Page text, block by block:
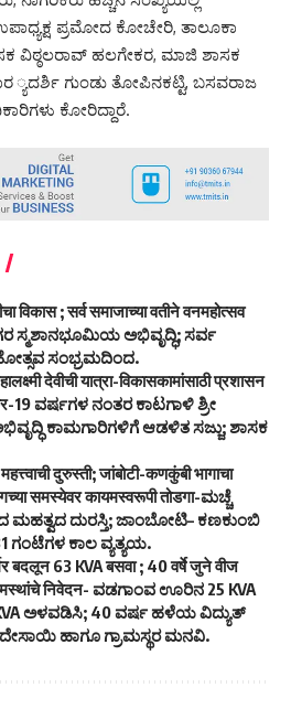
ಪ್ರಮೋದ ಕೋಚೇರಿ, ತಾಲೂಕಾ
ವಿಠ್ಠಲರಾವ್ ಹಲಗೇಕರ, ಮಾಜಿ ಶಾಸಕ
್ಯದರ್ಶಿ ಗುಂಡು ತೋಪಿನಕಟ್ಟಿ, ಬಸವರಾಜ
ಕೋರಿದ್ದಾರೆ.
विकास ; सर्व समाजाच्या वतीने वनमहोत्सव
ಸ್ಮಶಾನಭೂಮಿಯ ಅಭಿವೃದ್ಧಿ; ಸರ್ವ
ಸಂಭ್ರಮದಿಂದ.
देवीची यात्रा-विकासकामांसाठी प्रशासन
19 ವರ್ಷಗಳ ನಂತರ ಕಾಟಗಾಳಿ ಶ್ರೀ
ಕಾಮಗಾರಿಗಳಿಗೆ ಆಡಳಿತ ಸಜ್ಜು; ಶಾಸಕ
दुरुस्ती; जांबोटी-कणकुंबी भागाचा
समस्येवर कायमस्वरूपी तोडगा-ಮಚ್ಚೆ
ಮಹತ್ವದ ದುರಸ್ತಿ; ಜಾಂಬೋಟಿ– ಕಣಕುಂಬಿ
ಗಂಟೆಗಳ ಕಾಲ ವ್ಯತ್ಯಯ.
बदलून 63 KVA बसवा ; 40 वर्षे जुने वीज
निवेदन- ವಡಗಾಂವ ಊರಿನ 25 KVA
ಅಳವಡಿಸಿ; 40 ವರ್ಷ ಹಳೆಯ ವಿದ್ಯುತ್
ಹಾಗೂ ಗ್ರಾಮಸ್ಥರ ಮನವಿ.